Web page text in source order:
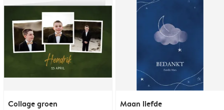
Collage groen Maan liefde